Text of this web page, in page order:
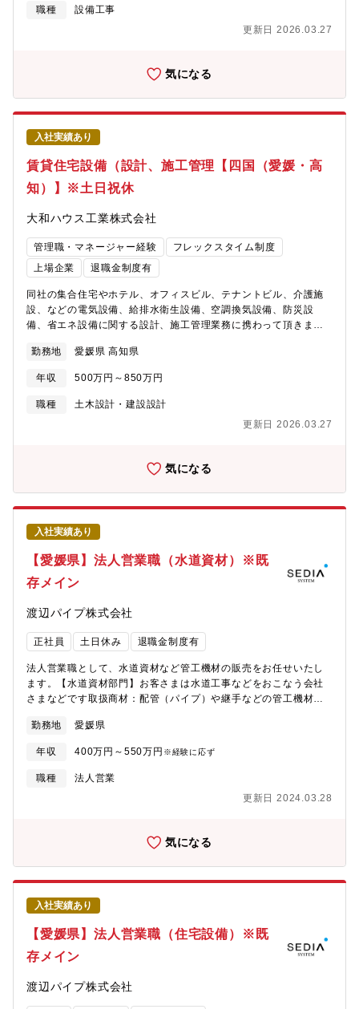
さ【技術職の採用ページも是非ご覧ください】
職種
設備工事
更新日 2026.03.27
気になる
入社実績あり
賃貸住宅設備（設計、施工管理【四国（愛媛・高
知）】※土日祝休
大和ハウス工業株式会社
管理職・マネージャー経験
フレックスタイム制度
上場企業
退職金制度有
同社の集合住宅やホテル、オフィスビル、テナントビル、介護施
設、などの電気設備、給排水衛生設備、空調換気設備、防災設
備、省エネ設備に関する設計、施工管理業務に携わって頂きま
ります。※全国総合職の場合には北海道、東北、関東、中部、近
畿、中国、四国、九州、沖縄など全国の事業所へ将来的な転勤の
可能性がございます。（※初任地は希望考慮します）【四国の事
業所】
勤務地 愛媛県 高知県
年収 500万円～850万円
職種
土木設計・建設設計
更新日 2026.03.27
気になる
入社実績あり
【愛媛県】法人営業職（水道資材）※既
存メイン
渡辺パイプ株式会社
正社員 土日休み 退職金制度有
法人営業職として、水道資材など管工機材の販売をお任せいたし
ます。【水道資材部門】お客さまは水道工事などをおこなう会社
さまなどです取扱商材：配管（パイプ）や継手などの管工機材
勤務地
愛媛県
年収 400万円～550万円 ※経験に応ず
職種
法人営業
更新日 2024.03.28
気になる
入社実績あり
【愛媛県】法人営業職（住宅設備）※既
存メイン
渡辺パイプ株式会社